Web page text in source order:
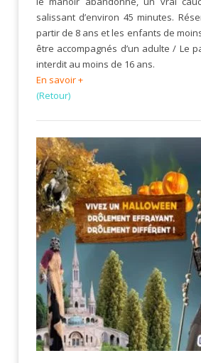
salissant d’environ 45 minutes.
partir de 8 ans et les enfants de
être accompagnés d’un adulte / Le
interdit au moins de 16 ans.
En savoir +
(Retour)